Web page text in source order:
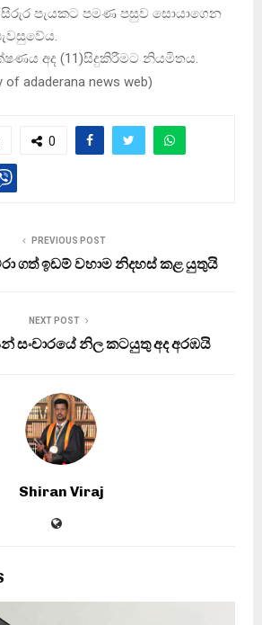
පැයකට පමණ පසුව සොයාගෙන
අද (11)සිදුකිරීමට නියමිතය.
of adaderana news web)
0
PREVIOUS POST
ගත් ඉඩම් වහාම නිදහස් කළ යුතුයි
NEXT POST
සංචාරයේ නිල කටයුතු අද අරඹයි
Shiran Viraj